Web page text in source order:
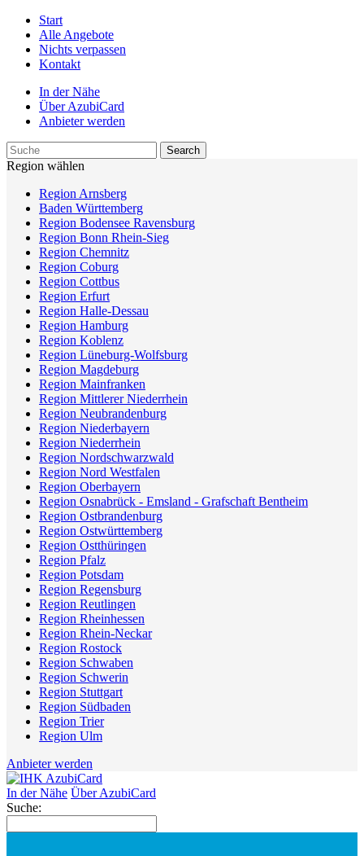
Start
Alle Angebote
Nichts verpassen
Kontakt
In der Nähe
Über AzubiCard
Anbieter werden
Region wählen
Region Arnsberg
Baden Württemberg
Region Bodensee Ravensburg
Region Bonn Rhein-Sieg
Region Chemnitz
Region Coburg
Region Cottbus
Region Erfurt
Region Halle-Dessau
Region Hamburg
Region Koblenz
Region Lüneburg-Wolfsburg
Region Magdeburg
Region Mainfranken
Region Mittlerer Niederrhein
Region Neubrandenburg
Region Niederbayern
Region Niederrhein
Region Nordschwarzwald
Region Nord Westfalen
Region Oberbayern
Region Osnabrück - Emsland - Grafschaft Bentheim
Region Ostbrandenburg
Region Ostwürttemberg
Region Ostthüringen
Region Pfalz
Region Potsdam
Region Regensburg
Region Reutlingen
Region Rheinhessen
Region Rhein-Neckar
Region Rostock
Region Schwaben
Region Schwerin
Region Stuttgart
Region Südbaden
Region Trier
Region Ulm
Anbieter werden
In der Nähe Über AzubiCard
Suche: